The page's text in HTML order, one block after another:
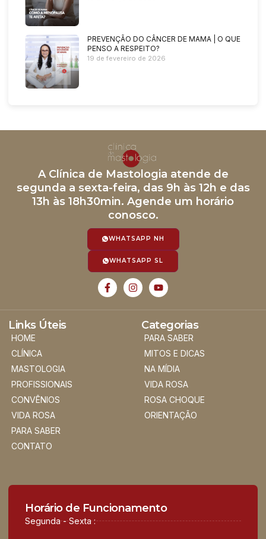
PREVENÇÃO DO CÂNCER DE MAMA | O QUE
PENSO A RESPEITO?
19 de fevereiro de 2026
A Clínica de Mastologia atende de
segunda a sexta-feira, das 9h às 12h e das
13h às 18h30min. Agende um horário
conosco.
WHATSAPP NH
WHATSAPP SL
Links Úteis
HOME
CLÍNICA
MASTOLOGIA
PROFISSIONAIS
CONVÊNIOS
VIDA ROSA
PARA SABER
CONTATO
Categorias
PARA SABER
MITOS E DICAS
NA MÍDIA
VIDA ROSA
ROSA CHOQUE
ORIENTAÇÃO
Horário de Funcionamento
Segunda - Sexta :